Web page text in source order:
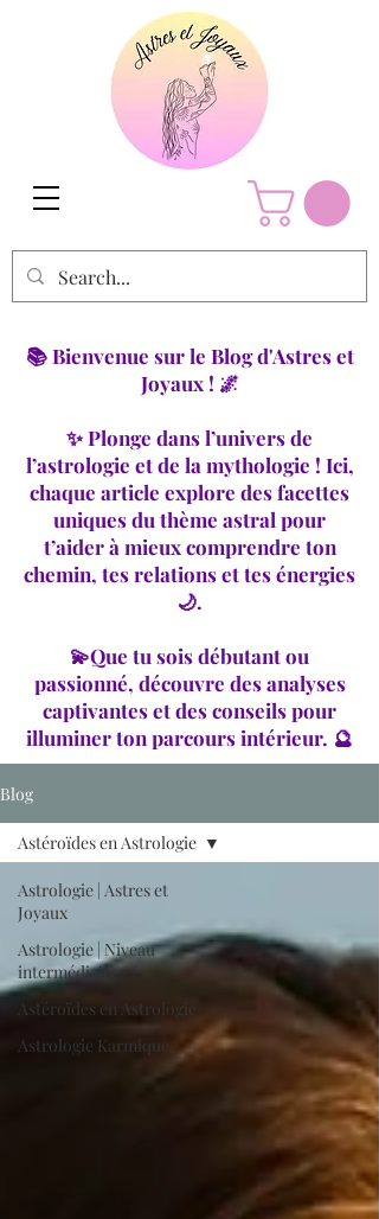
📚 Bienvenue sur le Blog d'Astres et
Joyaux ! 🌌
✨ Plonge dans l’univers de
l’astrologie et de la mythologie ! Ici,
chaque article explore des facettes
uniques du thème astral pour
t’aider à mieux comprendre ton
chemin, tes relations et tes énergies
🌙.
💫Que tu sois débutant ou
passionné, découvre des analyses
captivantes et des conseils pour
illuminer ton parcours intérieur. 🔮
Blog
Astrologie | Astres et
Joyaux
Astrologie | Niveau
intermédiaire
Astéroïdes en Astrologie
Astrologie Karmique
Astéroïdes en Astrologie